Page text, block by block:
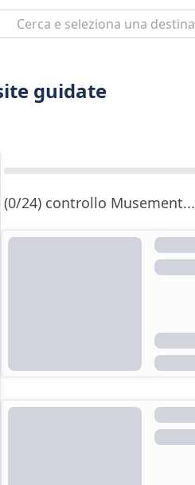
guidate
(0/24) controllo Musement...